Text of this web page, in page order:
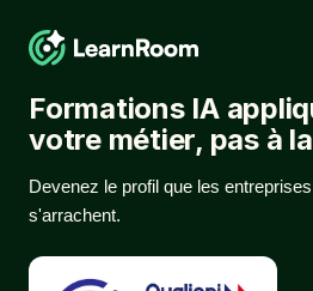
Formations IA
votre métier, pas à
Devenez le profil que les entreprises
s'arrachent.